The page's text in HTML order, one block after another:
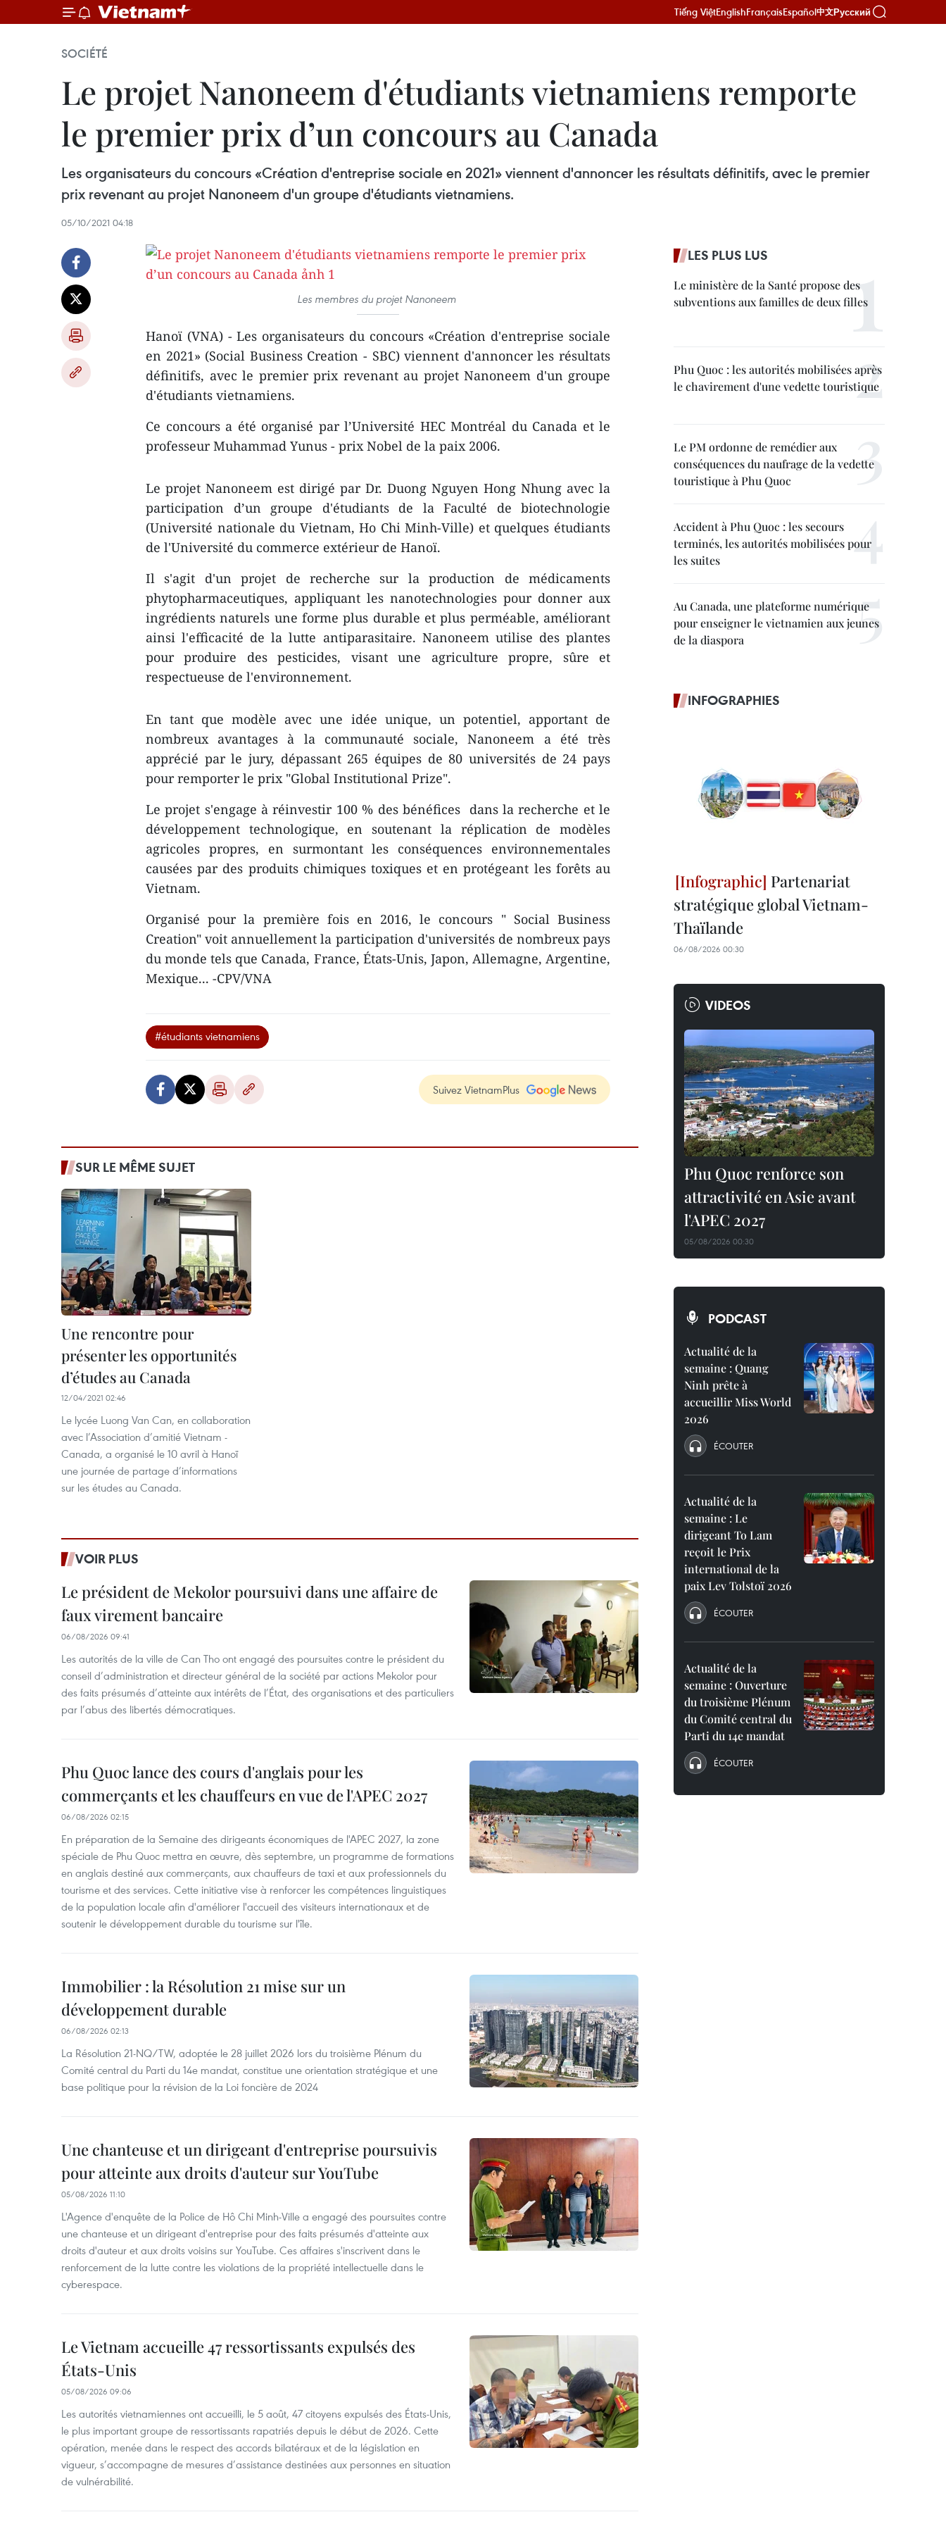
Tiếng ViệtEnglishFrançaisEspañol中文Русский
SOCIÉTÉ
Le projet Nanoneem d'étudiants vietnamiens remporte
le premier prix d’un concours au Canada
Les organisateurs du concours «Création d'entreprise sociale en 2021» viennent d'annoncer les résultats définitifs, avec le premier
prix revenant au projet Nanoneem d'un groupe d'étudiants vietnamiens.
05/10/2021 04:18
Les membres du projet Nanoneem
Hanoï (VNA) - Les organisateurs du concours «Création d'entreprise sociale
en 2021» (Social Business Creation - SBC) viennent d'annoncer les résultats
définitifs, avec le premier prix revenant au projet Nanoneem d'un groupe
d'étudiants vietnamiens.
Ce concours a été organisé par l’Université HEC Montréal du Canada et le
professeur Muhammad Yunus - prix Nobel de la paix 2006.
Le projet Nanoneem est dirigé par Dr. Duong Nguyen Hong Nhung avec la
participation d’un groupe d'étudiants de la Faculté de biotechnologie
(Université nationale du Vietnam, Ho Chi Minh-Ville) et quelques étudiants
de l'Université du commerce extérieur de Hanoï.
Il s'agit d'un projet de recherche sur la production de médicaments
phytopharmaceutiques, appliquant les nanotechnologies pour donner aux
ingrédients naturels une forme plus durable et plus perméable, améliorant
ainsi l'efficacité de la lutte antiparasitaire. Nanoneem utilise des plantes
pour produire des pesticides, visant une agriculture propre, sûre et
respectueuse de l'environnement.
En tant que modèle avec une idée unique, un potentiel, apportant de
nombreux avantages à la communauté sociale, Nanoneem a été très
apprécié par le jury, dépassant 265 équipes de 80 universités de 24 pays
pour remporter le prix "Global Institutional Prize".
Le projet s'engage à réinvestir 100 % des bénéfices dans la recherche et le
développement technologique, en soutenant la réplication de modèles
agricoles propres, en surmontant les conséquences environnementales
causées par des produits chimiques toxiques et en protégeant les forêts au
Vietnam.
Organisé pour la première fois en 2016, le concours " Social Business
Creation" voit annuellement la participation d'universités de nombreux pays
du monde tels que Canada, France, États-Unis, Japon, Allemagne, Argentine,
Mexique... -CPV/VNA
#étudiants vietnamiens
Suivez VietnamPlus
SUR LE MÊME SUJET
Une rencontre pour
présenter les opportunités
d’études au Canada
12/04/2021 02:46
Le lycée Luong Van Can, en collaboration
avec l’Association d’amitié Vietnam -
Canada, a organisé le 10 avril à Hanoï
une journée de partage d’informations
sur les études au Canada.
VOIR PLUS
Le président de Mekolor poursuivi dans une affaire de
faux virement bancaire
06/08/2026 09:41
Les autorités de la ville de Can Tho ont engagé des poursuites contre le président du
conseil d’administration et directeur général de la société par actions Mekolor pour
des faits présumés d’atteinte aux intérêts de l’État, des organisations et des particuliers
par l’abus des libertés démocratiques.
Phu Quoc lance des cours d'anglais pour les
commerçants et les chauffeurs en vue de l'APEC 2027
06/08/2026 02:15
En préparation de la Semaine des dirigeants économiques de l'APEC 2027, la zone
spéciale de Phu Quoc mettra en œuvre, dès septembre, un programme de formations
en anglais destiné aux commerçants, aux chauffeurs de taxi et aux professionnels du
tourisme et des services. Cette initiative vise à renforcer les compétences linguistiques
de la population locale afin d'améliorer l'accueil des visiteurs internationaux et de
soutenir le développement durable du tourisme sur l'île.
Immobilier : la Résolution 21 mise sur un
développement durable
06/08/2026 02:13
La Résolution 21-NQ/TW, adoptée le 28 juillet 2026 lors du troisième Plénum du
Comité central du Parti du 14e mandat, constitue une orientation stratégique et une
base politique pour la révision de la Loi foncière de 2024
Une chanteuse et un dirigeant d'entreprise poursuivis
pour atteinte aux droits d'auteur sur YouTube
05/08/2026 11:10
L'Agence d'enquête de la Police de Hô Chi Minh-Ville a engagé des poursuites contre
une chanteuse et un dirigeant d'entreprise pour des faits présumés d'atteinte aux
droits d'auteur et aux droits voisins sur YouTube. Ces affaires s'inscrivent dans le
renforcement de la lutte contre les violations de la propriété intellectuelle dans le
cyberespace.
Le Vietnam accueille 47 ressortissants expulsés des
États-Unis
05/08/2026 09:06
Les autorités vietnamiennes ont accueilli, le 5 août, 47 citoyens expulsés des États-Unis,
le plus important groupe de ressortissants rapatriés depuis le début de 2026. Cette
opération, menée dans le respect des accords bilatéraux et de la législation en
vigueur, s’accompagne de mesures d’assistance destinées aux personnes en situation
de vulnérabilité.
LES PLUS LUS
Le ministère de la Santé propose des
subventions aux familles de deux filles
Phu Quoc : les autorités mobilisées après
le chavirement d'une vedette touristique
Le PM ordonne de remédier aux
conséquences du naufrage de la vedette
touristique à Phu Quoc
Accident à Phu Quoc : les secours
terminés, les autorités mobilisées pour
les suites
Au Canada, une plateforme numérique
pour enseigner le vietnamien aux jeunes
de la diaspora
INFOGRAPHIES
Partenariat
stratégique global Vietnam-
Thaïlande
06/08/2026 00:30
VIDEOS
Phu Quoc renforce son
attractivité en Asie avant
l'APEC 2027
05/08/2026 00:30
PODCAST
Actualité de la
semaine : Quang
Ninh prête à
accueillir Miss World
2026
ÉCOUTER
Actualité de la
semaine : Le
dirigeant To Lam
reçoit le Prix
international de la
paix Lev Tolstoï 2026
ÉCOUTER
Actualité de la
semaine : Ouverture
du troisième Plénum
du Comité central du
Parti du 14e mandat
ÉCOUTER